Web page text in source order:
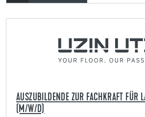
AUSZUBILDENDE ZUR FACHKRAFT FÜR
(M/W/D)